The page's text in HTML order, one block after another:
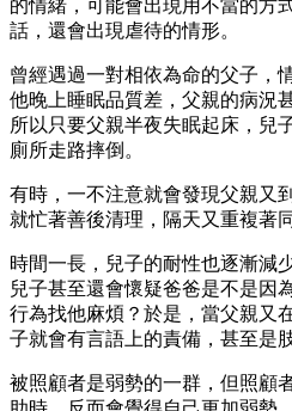
的情緒，可能會出現用不當的方
話，還會出現虐待的情形。
曾經遇過一對相依為命的父子，
他晚上睡眠品質差，父親的病況
所以只要父親半夜失眠起床，兒
廁所走路摔倒。
有時，一不注意就會發現父親又
就忙著善後清理，隔天又重複著
時間一長，兒子的耐性也逐漸減
兒子甚至還會懷疑爸爸是不是因
行為找他麻煩？於是，當父親又
子就會有言語上的責備，甚至是
被照顧者是弱勢的一群，但照顧